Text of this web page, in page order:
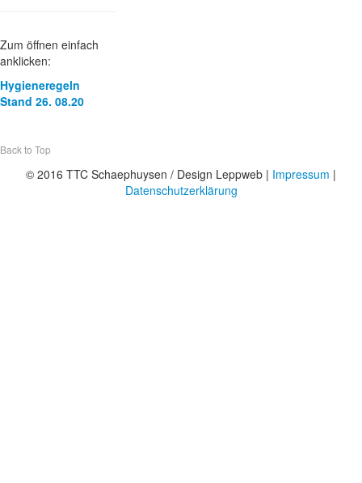
Zum öffnen einfach
anklicken:
Hygieneregeln
Stand 26. 08.20
Back to Top
© 2016 TTC Schaephuysen / Design Leppweb | Impressum |
Datenschutzerklärung